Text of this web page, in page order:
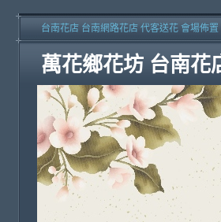
萬花鄉花坊 台南花
台南花店 台南網路花店 代客送花 會場佈